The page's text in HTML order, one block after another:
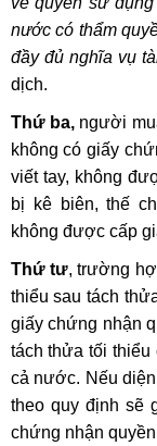
nước có thẩm
đầy đủ nghĩa vụ
dịch.
Thứ ba, người
không có giấy
viết tay, không
bị kê biên, thế
không được cấp
Thứ tư, trường
thiểu sau tách
giấy chứng nhận
tách thửa tối thiểu
cả nước. Nếu
theo quy định sẽ
chứng nhận